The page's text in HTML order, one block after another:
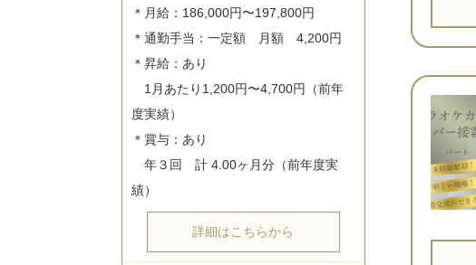
＊月給：186,000円〜197,800円
＊通勤手当：一定額　月額　4,200円
＊昇給：あり
1月あたり1,200円〜4,700円（前年
度実績）
＊賞与：あり
年３回　計 4.00ヶ月分（前年度実
詳細はこちらから